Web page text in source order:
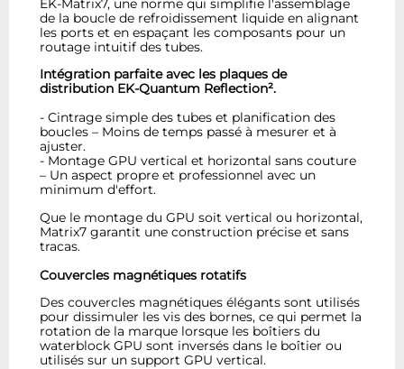
EK-Matrix7, une norme qui simplifie l'assemblage
de la boucle de refroidissement liquide en alignant
les ports et en espaçant les composants pour un
routage intuitif des tubes.
Intégration parfaite avec les plaques de
distribution EK-Quantum Reflection².
- Cintrage simple des tubes et planification des
boucles – Moins de temps passé à mesurer et à
ajuster.
- Montage GPU vertical et horizontal sans couture
– Un aspect propre et professionnel avec un
minimum d'effort.
Que le montage du GPU soit vertical ou horizontal,
Matrix7 garantit une construction précise et sans
tracas.
Couvercles magnétiques rotatifs
Des couvercles magnétiques élégants sont utilisés
pour dissimuler les vis des bornes, ce qui permet la
rotation de la marque lorsque les boîtiers du
waterblock GPU sont inversés dans le boîtier ou
utilisés sur un support GPU vertical.